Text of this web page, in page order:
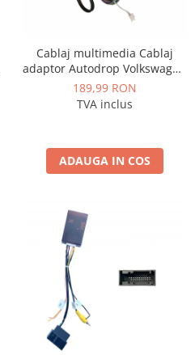
Cablaj multimedia Cablaj
adaptor Autodrop Volkswagen
Passat B8 (2016+) pentru
Navigații multimedia Android
189,99 RON
TVA inclus
ADAUGA IN COS